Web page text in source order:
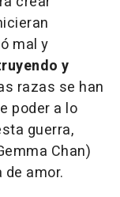
mal y
y
razas se han
poder a lo
guerra,
Chan)
amor.